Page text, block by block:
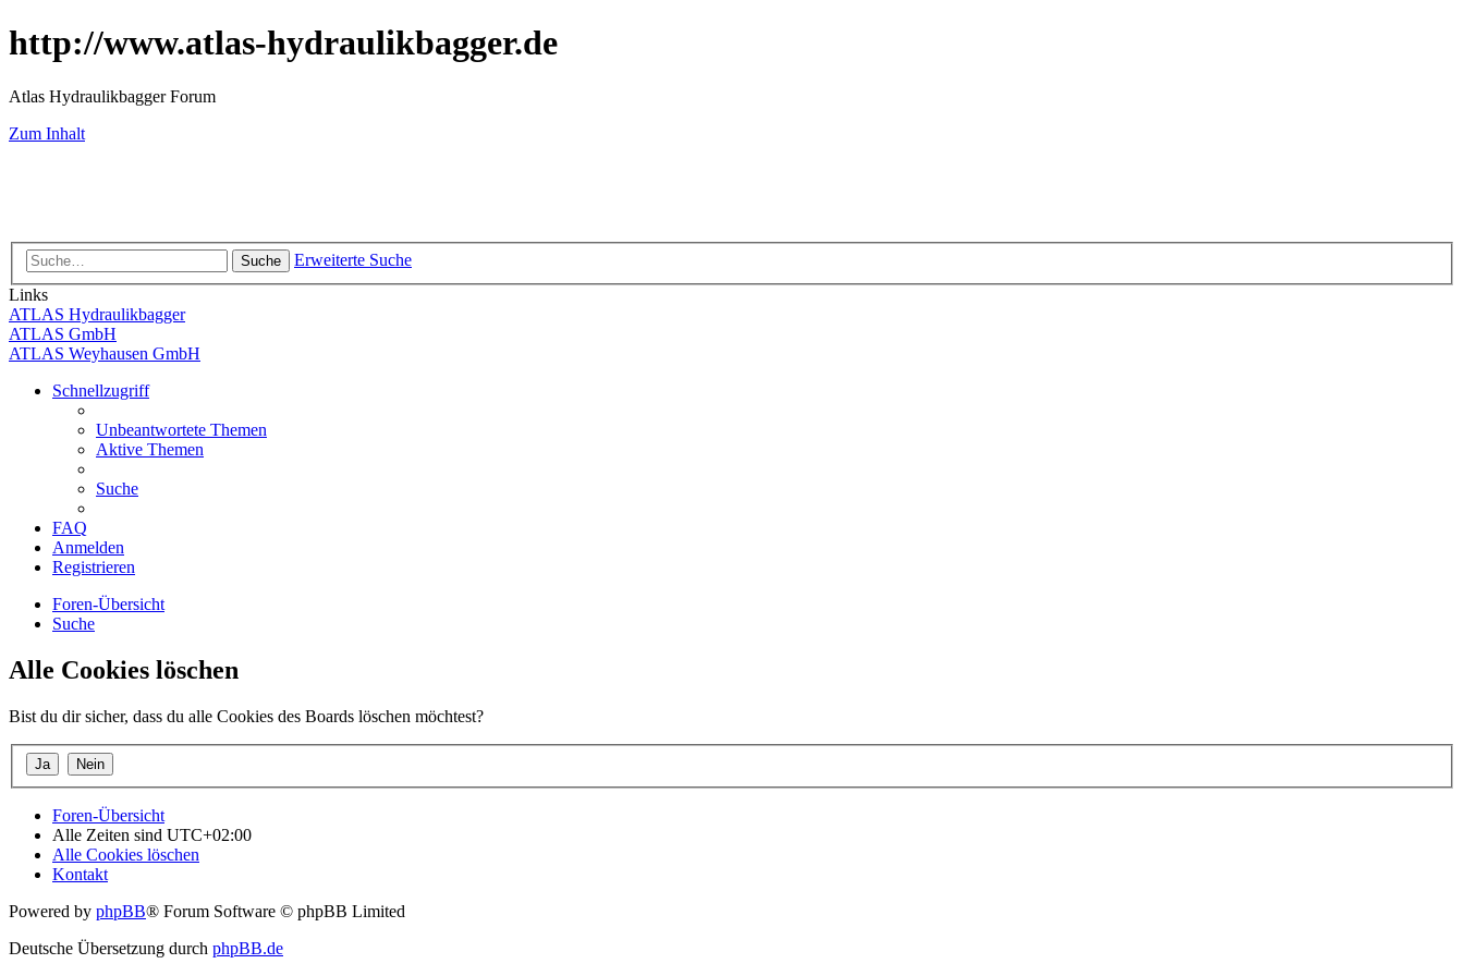
http://www.atlas-hydraulikbagger.de
Atlas Hydraulikbagger Forum
Zum Inhalt
Suche
Erweiterte Suche
Links
ATLAS Hydraulikbagger
ATLAS GmbH
ATLAS Weyhausen GmbH
Schnellzugriff
Unbeantwortete Themen
Aktive Themen
Suche
FAQ
Anmelden
Registrieren
Foren-Übersicht
Suche
Alle Cookies löschen
Bist du dir sicher, dass du alle Cookies des Boards löschen möchtest?
Foren-Übersicht
Alle Zeiten sind UTC+02:00
Alle Cookies löschen
Kontakt
Powered by phpBB® Forum Software © phpBB Limited
Deutsche Übersetzung durch phpBB.de